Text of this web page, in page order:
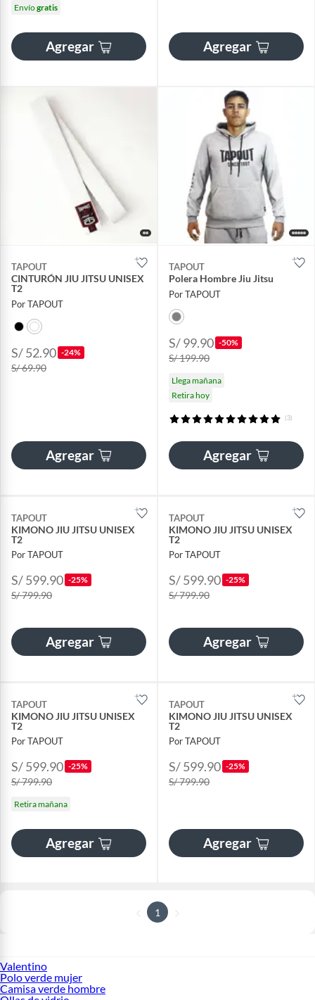
Envíogratis
Agregar Agregar
TAPOUT
CINTURÓN JIU JITSU UNISEX
T2
Por TAPOUT
S/ 52.90 -24%
S/ 69.90
Agregar
TAPOUT
Polera Hombre Jiu Jitsu
Por TAPOUT
S/ 99.90 -50%
S/ 199.90
Llega mañana
Retira hoy
(3)
Agregar
TAPOUT
KIMONO JIU JITSU UNISEX
T2
Por TAPOUT
S/ 599.90 -25%
S/ 799.90
Agregar
TAPOUT
KIMONO JIU JITSU UNISEX
T2
Por TAPOUT
S/ 599.90 -25%
S/ 799.90
Agregar
TAPOUT
KIMONO JIU JITSU UNISEX
T2
Por TAPOUT
S/ 599.90 -25%
S/ 799.90
Retira mañana
Agregar
TAPOUT
KIMONO JIU JITSU UNISEX
T2
Por TAPOUT
S/ 599.90 -25%
S/ 799.90
Agregar
1
Valentino
Polo verde mujer
Camisa verde hombre